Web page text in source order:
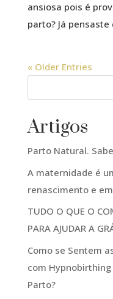
ansiosa pois é
parto? Já pensaste
« Older Entries
Artigos
Parto Natural.
A maternidade é
renascimento e
TUDO O QUE O
PARA AJUDAR A
Como se Sentem
com
Parto?